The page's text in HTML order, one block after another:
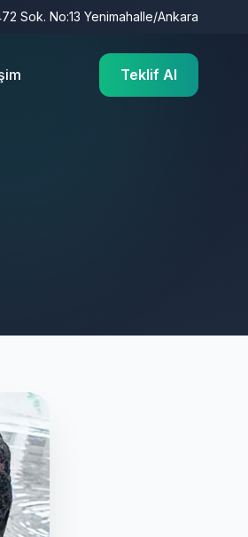
Sok. No:13 Yenimahalle/Ankara
Teklif Al